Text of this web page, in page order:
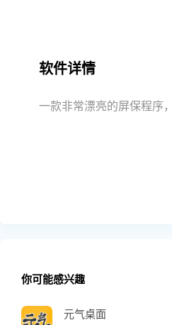
软件详情
一款非常漂亮的屏保程序
你可能感兴趣
元气桌面